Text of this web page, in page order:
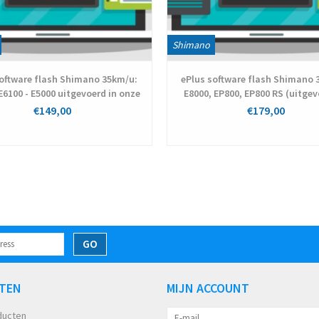
flash Shimano 35km/u:
- E5000 uitgevoerd in onze
werkplaats
€149,00
Shimano
ePlus software flash Shimano
E8000, EP800, EP800 RS
onze werkplaats)
€179,00
GO
MIJN ACCOUNT